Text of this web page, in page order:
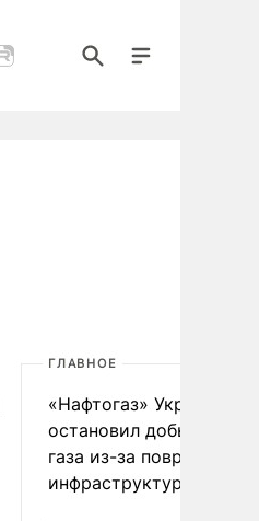
ГЛАВНОЕ
«Нафтогаз» Украины
остановил добычу
газа из-за повреждения
инфраструктуры